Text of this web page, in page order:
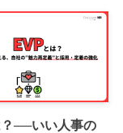
──いい人事の